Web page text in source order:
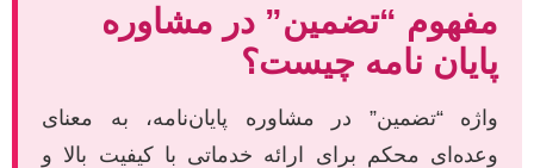
مفهوم “تضمین” در مشاوره
پایان نامه چیست؟
واژه “تضمین” در مشاوره پایان‌نامه، به معنای
وعده‌ای محکم برای ارائه خدماتی با کیفیت بالا و